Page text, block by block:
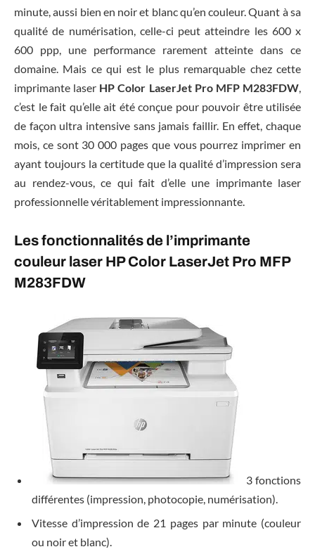
minute, aussi bien en noir et blanc qu’en couleur. Quant à sa
qualité de numérisation, celle-ci peut atteindre les 600 x
600 ppp, une performance rarement atteinte dans ce
domaine. Mais ce qui est le plus remarquable chez cette
imprimante laser HP Color LaserJet Pro MFP M283FDW
c’est le fait qu’elle ait été conçue pour pouvoir être utilisée
de façon ultra intensive sans jamais faillir. En effet, chaque
mois, ce sont 30 000 pages que vous pourrez imprimer en
ayant toujours la certitude que la qualité d’impression sera
au rendez-vous, ce qui fait d’elle une imprimante laser
professionnelle véritablement impressionnante.
Les fonctionnalités de l’imprimante
couleur laser HP Color LaserJet Pro MFP
M283FDW
3 fonctions
différentes (impression, photocopie, numérisation).
Vitesse d’impression de 21 pages par minute (couleur
ou noir et blanc).